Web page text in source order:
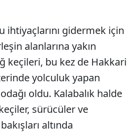
ihtiyaçlarını gidermek için
alanlarına yakın
keçileri, bu kez de Hakkari
yolculuk yapan
oldu. Kalabalık halde
sürücüler ve
altında